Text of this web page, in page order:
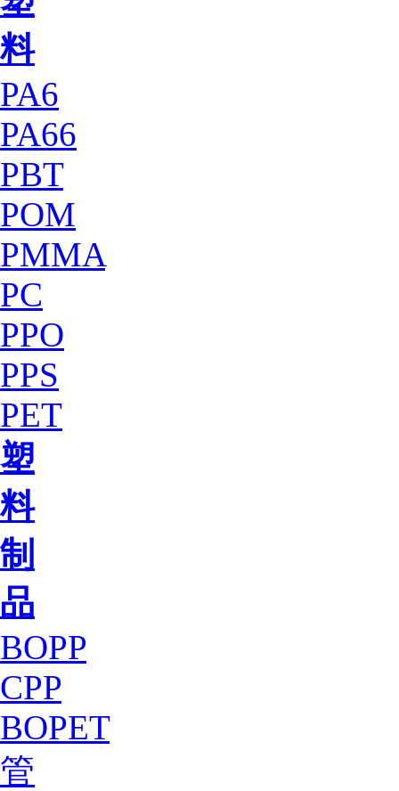
料
PA6
PA66
PBT
POM
PMMA
PC
PPO
PPS
PET
塑
料
制
品
BOPP
CPP
BOPET
管